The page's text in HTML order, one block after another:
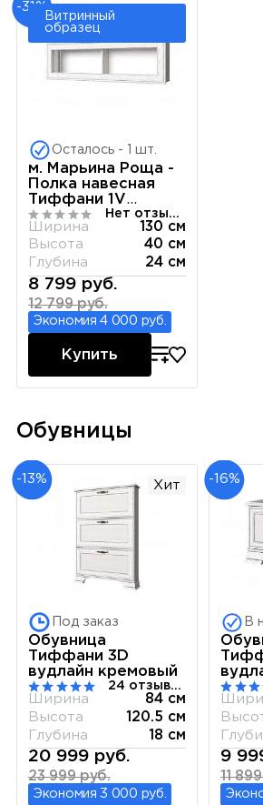
-31%
Витринный
образец
Осталось - 1 шт.
м. Марьина Роща -
Полка навесная
Тиффани 1V
вудлайн кремовый
Нет отзывов
Ширина
130 см
Высота
40 см
Глубина
24 см
8 799 руб.
12 799 руб.
Экономия 4 000 руб.
Купить
Обувницы
-13% Хит
Под заказ
Обувница
Тиффани 3D
вудлайн кремовый
24 отзывов
Ширина
84 см
Высота
120.5 см
Глубина
18 см
20 999 руб.
23 999 руб.
Экономия 3 000 руб.
-16%
В
9
11